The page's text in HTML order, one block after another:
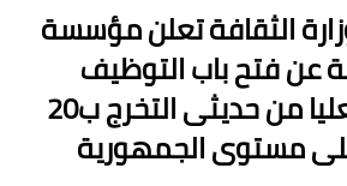
الثقافة تعلن مؤسسة
عن فتح باب التوظيف
للمؤهلات العليا من حديثى التخرج ب20
مستوى الجمهورية